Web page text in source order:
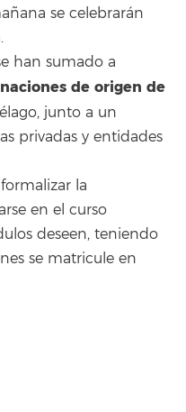
se celebrarán
han sumado a
de origen de
junto a un
privadas y entidades
la
en el curso
deseen, teniendo
se matricule en